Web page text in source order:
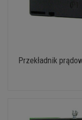
Przekładnik